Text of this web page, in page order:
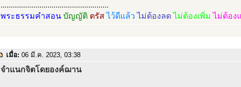
.....................................................
พระธรรมคำสอน บัญญัติ ตรัสไว้ดีแล้วไม่ต้องลดไม่ต้องเพิ่ม ไม่ต้อง
เมื่อ: 06 มี.ค. 2023, 03:38
จำแนกจิตโดยองค์ฌาน